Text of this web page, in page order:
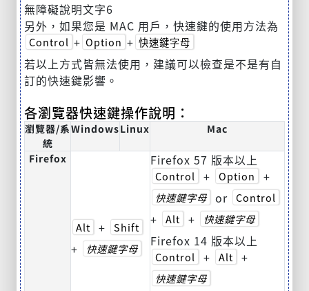
無障礙說明文字6
另外，如果您是 MAC 用戶，快速鍵的使用方法為
Control + Option + 快速鍵字母
若以上方式皆無法使用，建議可以檢查是不是有自
訂的快速鍵影響。
各瀏覽器快速鍵操作說明：
瀏覽器/系
統
WindowsLinux Mac
Firefox
Alt + Shift
+ 快速鍵字母
Firefox 57 版本以上
Control + Option +
快速鍵字母 or Control
+ Alt + 快速鍵字母
Firefox 14 版本以上
Control + Alt +
快速鍵字母